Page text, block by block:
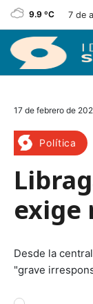
9.9 ºC 7 de
17 de febrero de
Política
exige
Desde la
"grave